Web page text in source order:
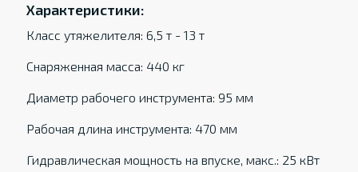
Характеристики:
Класс утяжелителя: 6,5 т - 13 т
Снаряженная масса: 440 кг
Диаметр рабочего инструмента: 95 мм
Рабочая длина инструмента: 470 мм
Гидравлическая мощность на впуске, макс.: 25 кВт